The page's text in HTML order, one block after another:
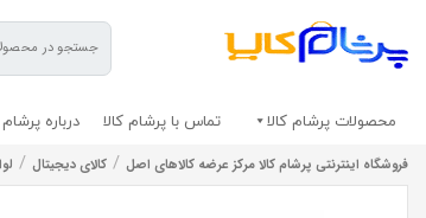
محصولات پرشام کالا تماس با پرشام کالا درباره پرشام
فروشگاه اینترنتی پرشام کالا مرکز عرضه کالاهای اصل / کالای دیجیتال /